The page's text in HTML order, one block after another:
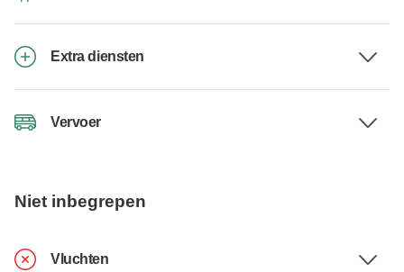
Extra diensten
Vervoer
Niet inbegrepen
Vluchten